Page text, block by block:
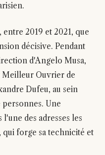
2019 et 2021, que
décisive. Pendant
d'Angelo Musa,
Meilleur Ouvrier de
Dufeu, au sein
Une
des adresses les
qui forge sa technicité et